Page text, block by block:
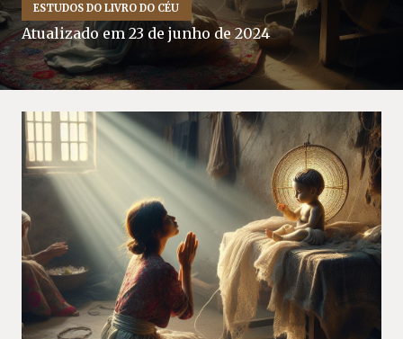
ESTUDOS DO LIVRO DO CÉU
Atualizado em 23 de junho de 2024